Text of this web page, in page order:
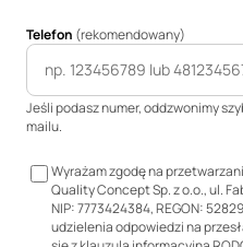
(opcjonalne)
Telefon (rekomendowany)
Jeśli podasz numer, oddzwonimy
mailu.
Wyrażam zgodę na
Quality Concept Sp. z o.o., ul.
NIP: 7773424384, REGON:
udzielenia odpowiedzi na